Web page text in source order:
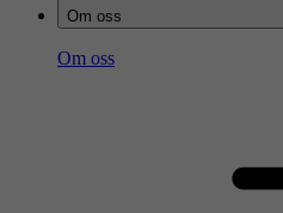
Om oss
Om oss